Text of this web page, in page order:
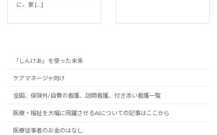
に、家 […]
「しんけあ」を使った未来
ケアマネージャ向け
全国、保険外/自費の看護、訪問看護、付き添い看護一覧
医療・福祉を大幅に飛躍させるAIについての記事はここから
医療従事者のお金のはなし